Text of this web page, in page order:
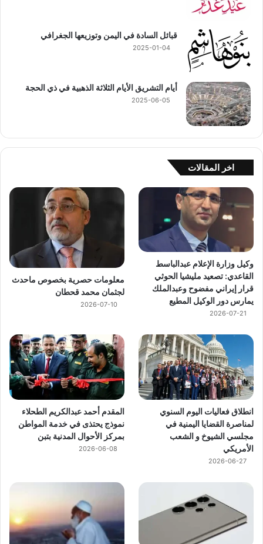
قبائل السادة في اليمن وتوزيعها الجغرافي
2025-01-04
أيام التشريق الأيام الثلاثة الذهبية في ذي الحجة
2025-06-05
اخر المقالات
وكيل وزارة الإعلام عبدالباسط
القاعدي: تصعيد مليشيا الحوثي
قرار إيراني مفضوح وعبدالملك
يمارس دور الوكيل المطيع
2026-07-21
معلومات حصرية بخصوص ماحدث
لجثمان محمد قحطان
2026-07-10
انطلاق فعاليات اليوم السنوي
لمناصرة القضايا اليمنية في
مجلسي الشيوخ و الشعب
الأمريكي
2026-06-27
المقدم أحمد عبدالكريم الطحلاء
نموذج يحتذى في خدمة المواطن
بمركز الأحوال المدنية بتبن
2026-06-08